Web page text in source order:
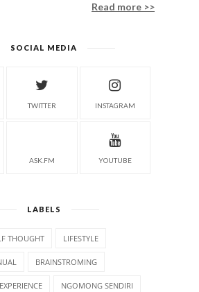
Read more >>
SOCIAL MEDIA
TWITTER INSTAGRAM
ASK.FM YOUTUBE
LABELS
THOUGHT LIFESTYLE
BRAINSTROMING
EXPERIENCE NGOMONG SENDIRI